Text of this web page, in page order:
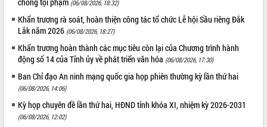
Hội thảo góp ý hồ sơ điều chỉnh quy
hoạch tỉnh Đắk Lắk thời kỳ 2021-2030,
tầm nhìn đến năm 2050
Nâng cao hiệu quả hoạt động của các
doanh nghiệp nhà nước
truyền số liệu chuyên dùng phục vụ cơ
quan Đảng, Nhà nước
Lễ phát động chuỗi hoạt động chung
tay làm sạch môi trường
chống tội phạm (06/08/2026, 18:32)
Khẩn trương rà soát, hoàn thiện công tác tổ chức Lễ hội Sầu riêng Đắk
Lắk năm 2026 (06/08/2026, 18:27)
Khẩn trương hoàn thành các mục tiêu còn lại của Chương trình hành
động số 14 của Tỉnh ủy về phát triển văn hóa (06/08/2026, 17:30)
Ban Chỉ đạo An ninh mạng quốc gia họp phiên thường kỳ lần thứ hai
(06/08/2026, 14:06)
Kỳ họp chuyên đề lần thứ hai, HĐND tỉnh khóa XI, nhiệm kỳ 2026-2031
(06/08/2026, 12:02)